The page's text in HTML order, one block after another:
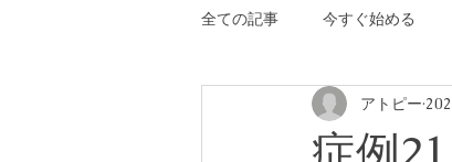
全ての記事 今すぐ始める
アトピー